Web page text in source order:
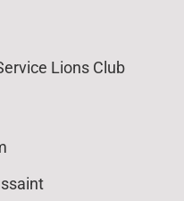
Lions Club